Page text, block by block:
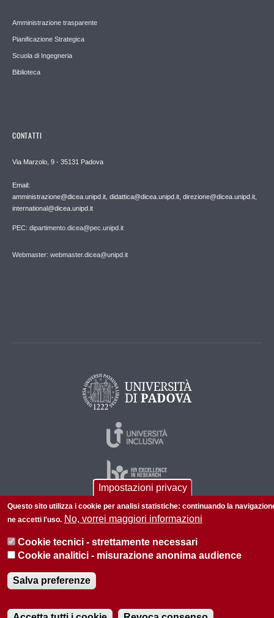
Amministrazione trasparente
Pianificazione Strategica
Scuola di Ingegneria
Biblioteca
CONTATTI
Via Marzolo, 9 - 35131 Padova
Email:
amministrazione@dicea.unipd.it, didattica@dicea.unipd.it, direzione@dicea.unipd.it,
international@dicea.unipd.it
PEC: dipartimento.dicea@pec.unipd.it
Webmaster: webmaster.dicea@unipd.it
P.I. 00742430283 C.F. 80006480281
Impostazioni privacy
Questo sito utilizza i cookie per analisi statistiche: continuando la
ne accetti l'uso. No, vorrei maggiori informazioni
Cookie tecnici - strettamente necessari
Cookie analitici - misurazione anonima audience
Salva preferenze